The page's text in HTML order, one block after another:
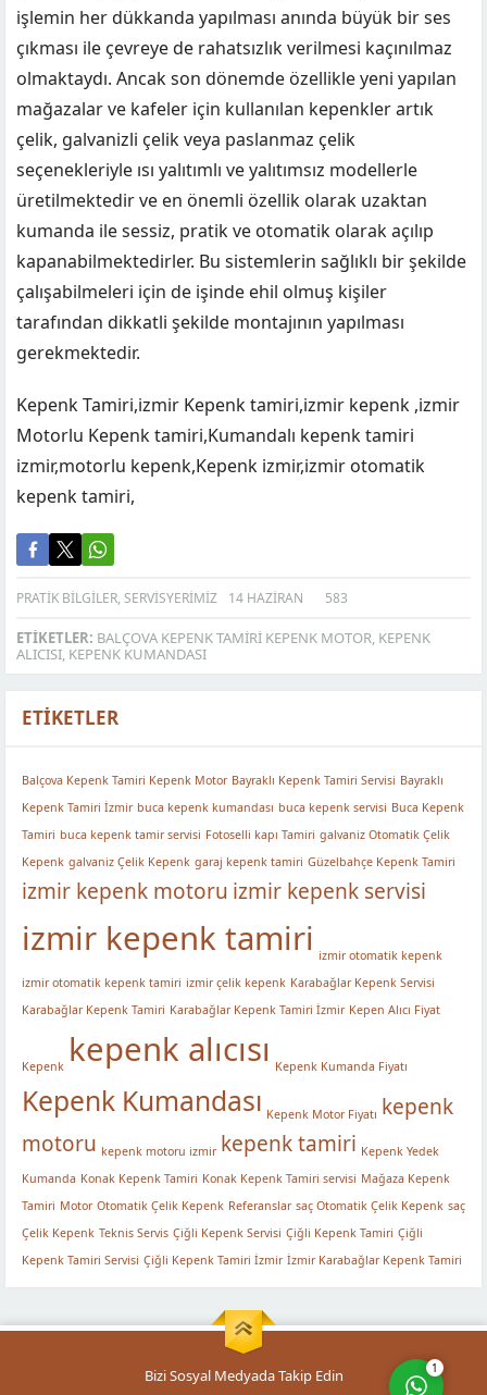
işlemin her dükkanda yapılması anında büyük bir ses
çıkması ile çevreye de rahatsızlık verilmesi kaçınılmaz
olmaktaydı. Ancak son dönemde özellikle yeni yapılan
mağazalar ve kafeler için kullanılan kepenkler artık
çelik, galvanizli çelik veya paslanmaz çelik
seçenekleriyle ısı yalıtımlı ve yalıtımsız modellerle
üretilmektedir ve en önemli özellik olarak uzaktan
kumanda ile sessiz, pratik ve otomatik olarak açılıp
kapanabilmektedirler. Bu sistemlerin sağlıklı bir şekilde
çalışabilmeleri için de işinde ehil olmuş kişiler
tarafından dikkatli şekilde montajının yapılması
gerekmektedir.
Kepenk Tamiri,izmir Kepenk tamiri,izmir kepenk ,izmir
Motorlu Kepenk tamiri,Kumandalı kepenk tamiri
izmir,motorlu kepenk,Kepenk izmir,izmir otomatik
kepenk tamiri,
PRATIK BILGILER, SERVISYERIMIZ 14 HAZIRAN 583
ETIKETLER: BALÇOVA KEPENK TAMIRI KEPENK MOTOR, KEPENK
ALICISI, KEPENK KUMANDASI
ETIKETLER
Balçova Kepenk Tamiri Kepenk Motor Bayraklı Kepenk Tamiri Servisi Bayraklı
Kepenk Tamiri İzmir buca kepenk kumandası buca kepenk servisi Buca Kepenk
Tamiri buca kepenk tamir servisi Fotoselli kapı Tamiri galvaniz Otomatik Çelik
Kepenk galvaniz Çelik Kepenk garaj kepenk tamiri Güzelbahçe Kepenk Tamiri
izmir kepenk motoru izmir kepenk servisi
izmir kepenk tamiri izmir otomatik kepenk
izmir otomatik kepenk tamiri izmir çelik kepenk Karabağlar Kepenk Servisi
Karabağlar Kepenk Tamiri Karabağlar Kepenk Tamiri İzmir Kepen Alıcı Fiyat
Kepenk kepenk alıcısı Kepenk Kumanda Fiyatı
Kepenk Kumandası Kepenk Motor Fiyatı kepenk
motoru kepenk motoru izmir kepenk tamiri Kepenk Yedek
Kumanda Konak Kepenk Tamiri Konak Kepenk Tamiri servisi Mağaza Kepenk
Tamiri Motor Otomatik Çelik Kepenk Referanslar saç Otomatik Çelik Kepenk saç
Çelik Kepenk Teknis Servis Çiğli Kepenk Servisi Çiğli Kepenk Tamiri Çiğli
Kepenk Tamiri Servisi Çiğli Kepenk Tamiri İzmir İzmir Karabağlar Kepenk Tamiri
Bizi Sosyal Medyada Takip Edin
Müşteri Temsilcisi
1